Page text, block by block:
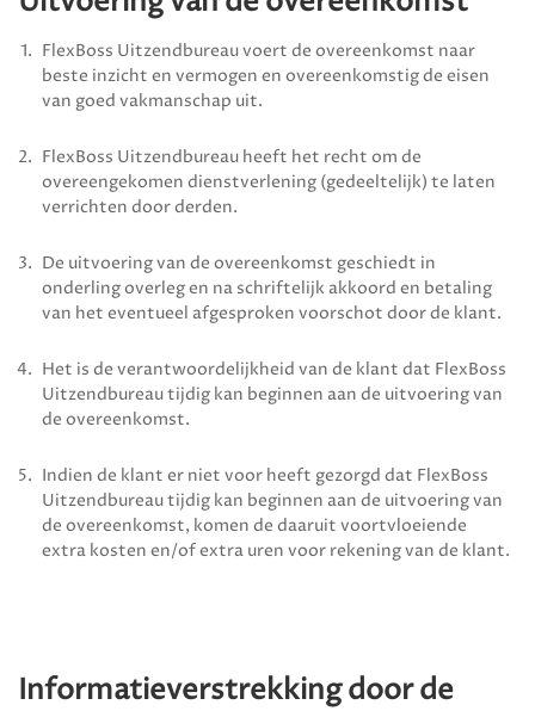
FlexBoss Uitzendbureauvoert de overeenkomst naar
beste inzicht en vermogen en overeenkomstig de eisen
van goed vakmanschap uit.
FlexBoss Uitzendbureau heeft het recht om de
overeengekomen dienstverlening (gedeeltelijk) te laten
verrichten door derden.
De uitvoering van de overeenkomst geschiedt in
onderling overleg en na schriftelijk akkoord en betaling
van het eventueel afgesproken voorschot door de klant.
Het is de verantwoordelijkheid van de klant dat FlexBoss
Uitzendbureautijdig kan beginnen aan de uitvoering van
de overeenkomst.
Indien de klant er niet voor heeft gezorgd dat FlexBoss
Uitzendbureautijdig kan beginnen aan de uitvoering van
de overeenkomst, komen de daaruit voortvloeiende
extra kosten en/of extra uren voor rekening van de klant.
Informatieverstrekking door de